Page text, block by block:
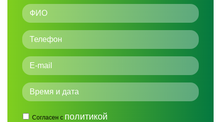
Согласен с политикой